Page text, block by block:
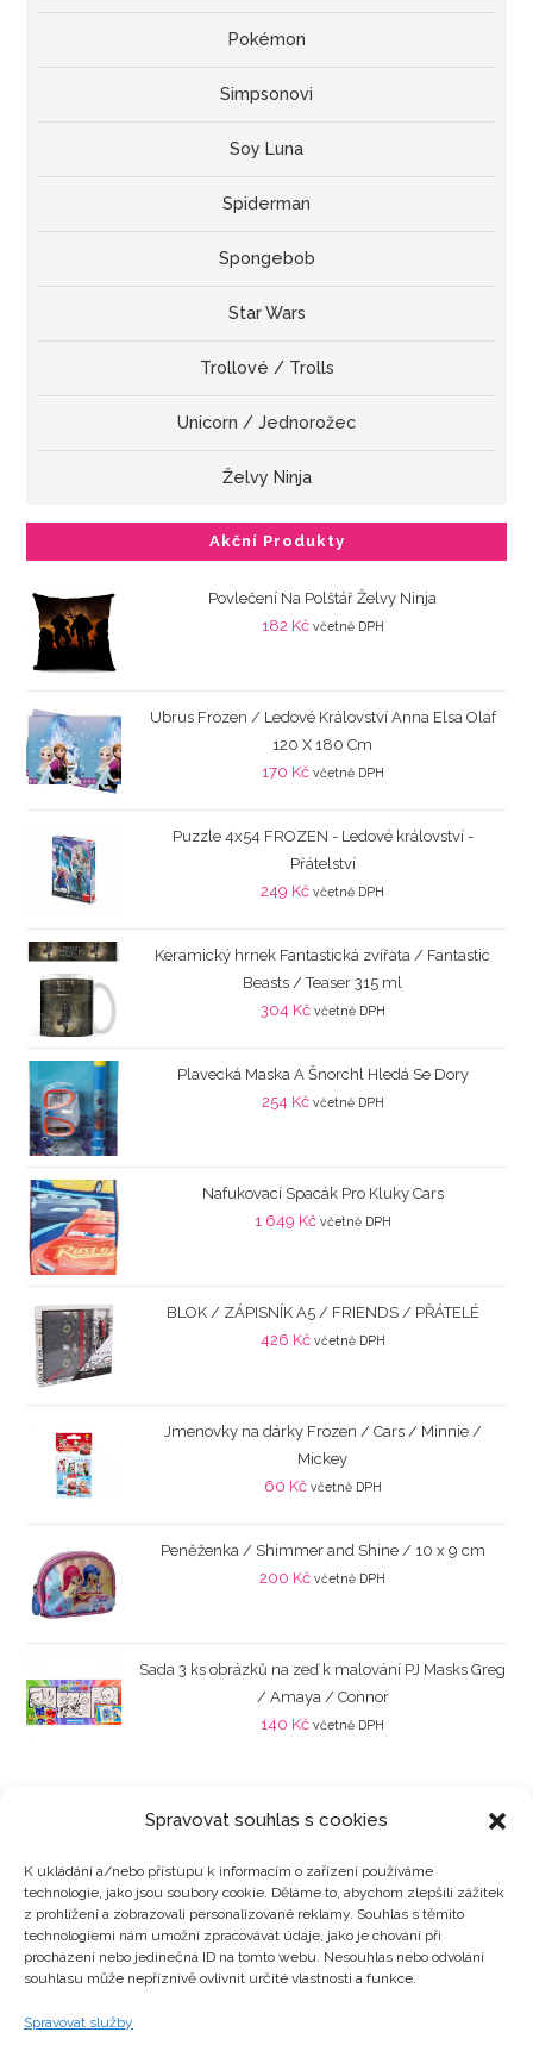
Spravovat souhlas s cookies
K ukládání a/nebo přístupu k informacím o zařízení používáme
technologie, jako jsou soubory cookie. Děláme to, abychom zlepšili zážitek
z prohlížení a zobrazovali personalizované reklamy. Souhlas s těmito
technologiemi nám umožní zpracovávat údaje, jako je chování při
procházení nebo jedinečná ID na tomto webu. Nesouhlas nebo odvolání
souhlasu může nepříznivě ovlivnit určité vlastnosti a funkce.
Spravovat služby
Pokémon
Simpsonovi
Soy Luna
Spiderman
Spongebob
Star Wars
Trollové / Trolls
Unicorn / Jednorožec
Želvy Ninja
Akční Produkty
Povlečení Na Polštář Želvy Ninja
182 Kč včetně DPH
Ubrus Frozen / Ledové Království Anna Elsa Olaf
120 X 180 Cm
170 Kč včetně DPH
Puzzle 4x54 FROZEN - Ledové království -
Přátelství
249 Kč včetně DPH
Keramický hrnek Fantastická zvířata / Fantastic
Beasts / Teaser 315 ml
304 Kč včetně DPH
Plavecká Maska A Šnorchl Hledá Se Dory
254 Kč včetně DPH
Nafukovací Spacák Pro Kluky Cars
1 649 Kč včetně DPH
BLOK / ZÁPISNÍK A5 / FRIENDS / PŘÁTELÉ
426 Kč včetně DPH
Jmenovky na dárky Frozen / Cars / Minnie /
Mickey
60 Kč včetně DPH
Peněženka / Shimmer and Shine / 10 x 9 cm
200 Kč včetně DPH
Sada 3 ks obrázků na zeď k malování PJ Masks Greg
/ Amaya / Connor
140 Kč včetně DPH
Kategorie produktů
Zajímavosti